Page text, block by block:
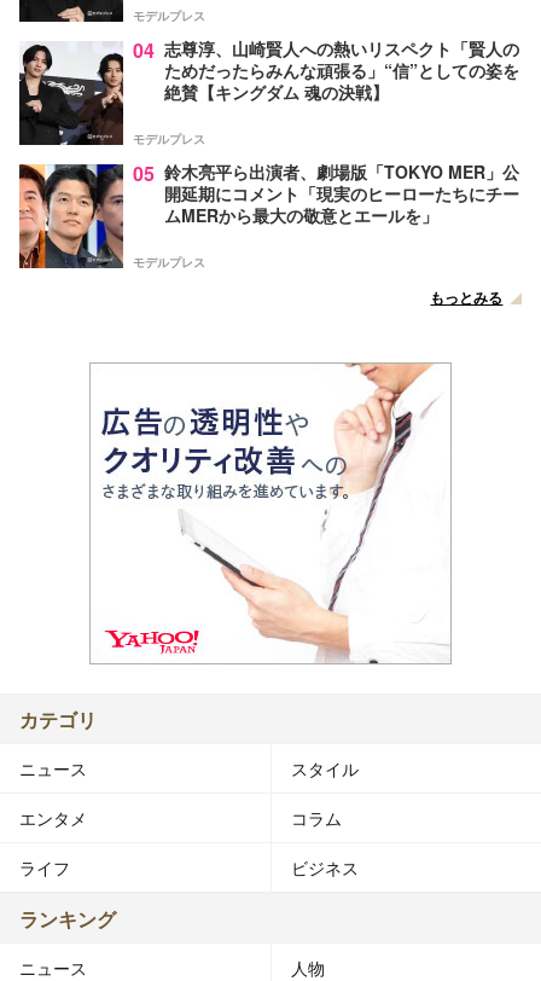
モデルプレス
04 志尊淳、山崎賢人への熱いリスペクト「賢人の
ためだったらみんな頑張る」“信”としての姿を
絶賛【キングダム 魂の決戦】
モデルプレス
05 鈴木亮平ら出演者、劇場版「TOKYO MER」公
開延期にコメント「現実のヒーローたちにチー
ムMERから最大の敬意とエールを」
モデルプレス
もっとみる
カテゴリ
ニュース スタイル
エンタメ コラム
ライフ ビジネス
ランキング
ニュース 人物